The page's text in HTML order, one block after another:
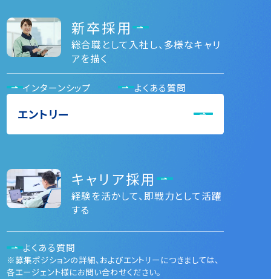
新卒採用
総合職として入社し、多様なキャリ
アを描く
インターンシップ よくある質問
エントリー
キャリア採用
経験を活かして、即戦力として活躍
する
よくある質問
※募集ポジションの詳細、およびエントリーにつきましては、
各エージェント様にお問い合わせください。